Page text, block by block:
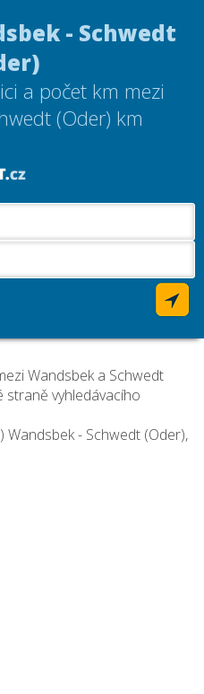
- Schwedt
a počet km mezi
(Oder) km
Wandsbek a Schwedt
straně vyhledávacího
Wandsbek - Schwedt (Oder),